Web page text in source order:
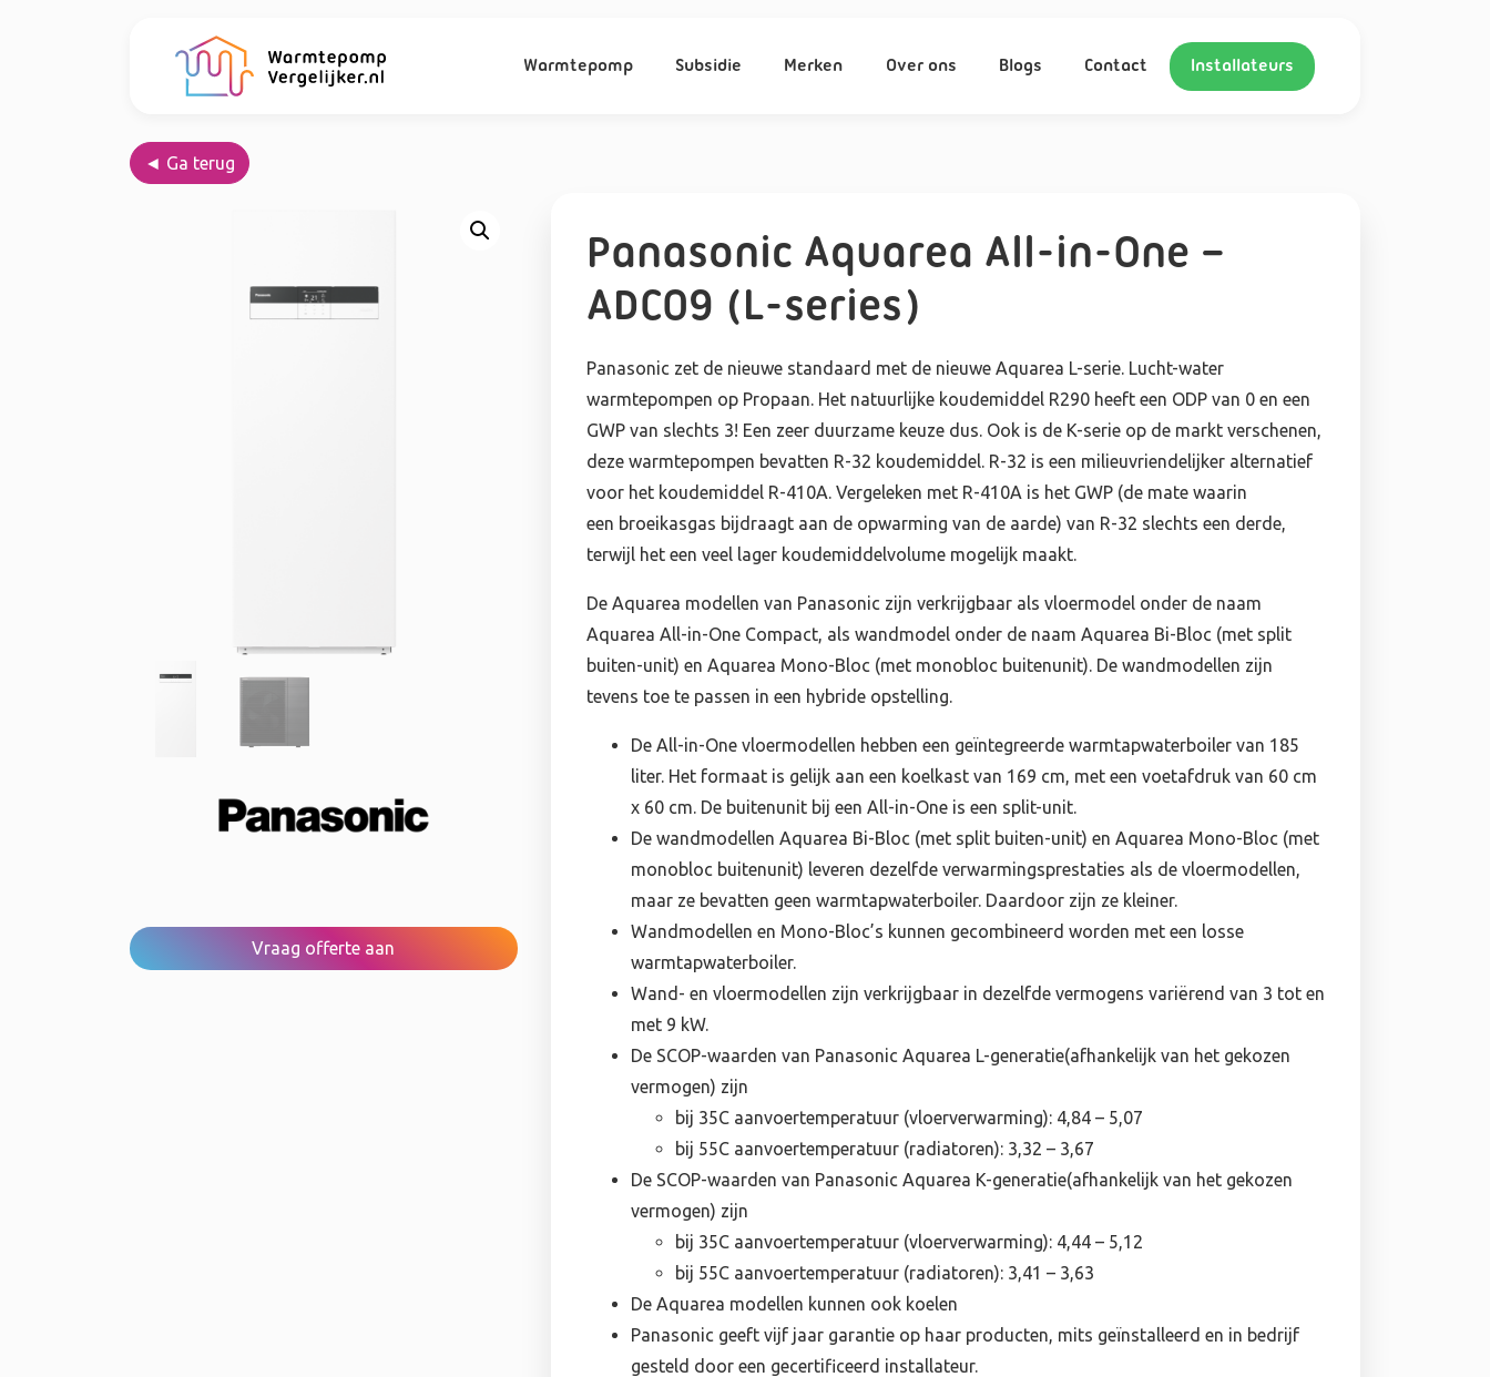
Warmtepomp Subsidie Merken Over ons Blogs Contact Installateurs
◄ Ga terug
Vraag offerte aan
Panasonic Aquarea All-in-One –
ADC09 (L-series)
Panasonic zet de nieuwe standaard met de nieuwe Aquarea L-serie. Lucht-water
warmtepompen op Propaan. Het natuurlijke koudemiddel R290 heeft een ODP van 0 en een
GWP van slechts 3! Een zeer duurzame keuze dus. Ook is de K-serie op de markt verschenen,
deze warmtepompen bevatten R-32 koudemiddel. R-32 is een milieuvriendelijker alternatief
voor het koudemiddel R-410A. Vergeleken met R-410A is het GWP (de mate waarin
een broeikasgas bijdraagt aan de opwarming van de aarde) van R-32 slechts een derde,
terwijl het een veel lager koudemiddelvolume mogelijk maakt.
De Aquarea modellen van Panasonic zijn verkrijgbaar als vloermodel onder de naam
Aquarea All-in-One Compact, als wandmodel onder de naam Aquarea Bi-Bloc (met split
buiten-unit) en Aquarea Mono-Bloc (met monobloc buitenunit). De wandmodellen zijn
tevens toe te passen in een hybride opstelling.
De All-in-One vloermodellen hebben een geïntegreerde warmtapwaterboiler van 185
liter. Het formaat is gelijk aan een koelkast van 169 cm, met een voetafdruk van 60 cm
x 60 cm. De buitenunit bij een All-in-One is een split-unit.
De wandmodellen Aquarea Bi-Bloc (met split buiten-unit) en Aquarea Mono-Bloc (met
monobloc buitenunit) leveren dezelfde verwarmingsprestaties als de vloermodellen,
maar ze bevatten geen warmtapwaterboiler. Daardoor zijn ze kleiner.
Wandmodellen en Mono-Bloc’s kunnen gecombineerd worden met een losse
warmtapwaterboiler.
Wand- en vloermodellen zijn verkrijgbaar in dezelfde vermogens variërend van 3 tot en
met 9 kW.
De SCOP-waarden van Panasonic Aquarea L-generatie(afhankelijk van het gekozen
vermogen) zijn
bij 35C aanvoertemperatuur (vloerverwarming): 4,84 – 5,07
bij 55C aanvoertemperatuur (radiatoren): 3,32 – 3,67
De SCOP-waarden van Panasonic Aquarea K-generatie(afhankelijk van het gekozen
vermogen) zijn
bij 35C aanvoertemperatuur (vloerverwarming): 4,44 – 5,12
bij 55C aanvoertemperatuur (radiatoren): 3,41 – 3,63
De Aquarea modellen kunnen ook koelen
Panasonic geeft vijf jaar garantie op haar producten, mits geïnstalleerd en in bedrijf
gesteld door een gecertificeerd installateur.